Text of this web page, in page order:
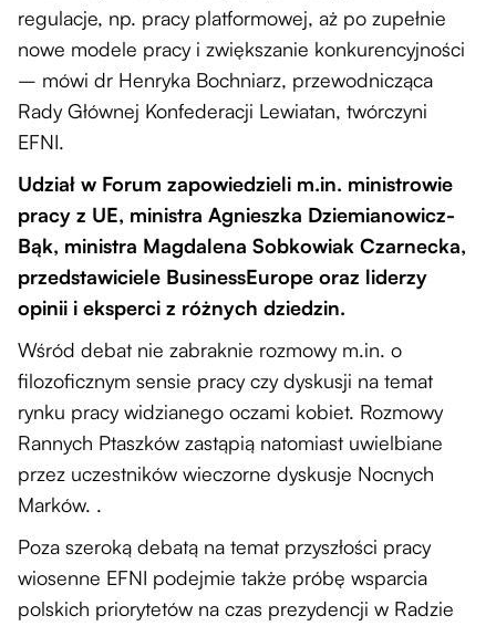
regulacje, np. pracy platformowej, aż po zupełnie
nowe modele pracy i zwiększanie konkurencyjności
– mówi dr Henryka Bochniarz, przewodnicząca
Rady Głównej Konfederacji Lewiatan, twórczyni
EFNI.
Udział w Forum zapowiedzieli m.in. ministrowie
pracy z UE, ministra Agnieszka Dziemianowicz-
Bąk, ministra Magdalena Sobkowiak Czarnecka,
przedstawiciele BusinessEurope oraz liderzy
opinii i eksperci z różnych dziedzin.
Wśród debat nie zabraknie rozmowy m.in. o
filozoficznym sensie pracy czy dyskusji na temat
rynku pracy widzianego oczami kobiet. Rozmowy
Rannych Ptaszków zastąpią natomiast uwielbiane
przez uczestników wieczorne dyskusje Nocnych
Marków. .
Poza szeroką debatą na temat przyszłości pracy
wiosenne EFNI podejmie także próbę wsparcia
polskich priorytetów na czas prezydencji w Radzie